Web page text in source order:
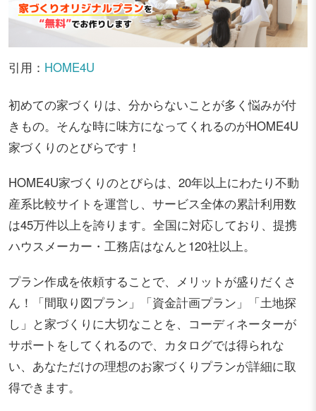
引用： HOME4U
初めての家づくりは、分からないことが多く悩みが付
きもの。そんな時に味方になってくれるのがHOME4U
家づくりのとびらです！
HOME4U家づくりのとびらは、20年以上にわたり不動
産系比較サイトを運営し、サービス全体の累計利用数
は45万件以上を誇ります。全国に対応しており、提携
ハウスメーカー・工務店はなんと120社以上。
プラン作成を依頼することで、メリットが盛りだくさ
ん！「間取り図プラン」「資金計画プラン」「土地探
し」と家づくりに大切なことを、コーディネーターが
サポートをしてくれるので、カタログでは得られな
い、あなただけの理想のお家づくりプランが詳細に取
得できます。